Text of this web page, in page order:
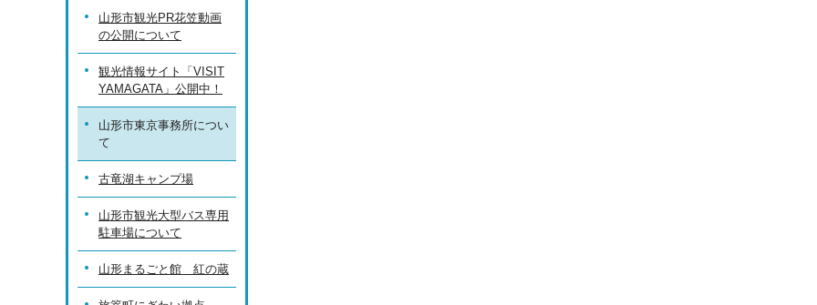
山形市観光PR花笠動画
の公開について
観光情報サイト「VISIT
YAMAGATA」公開中！
山形市東京事務所につい
て
古竜湖キャンプ場
山形市観光大型バス専用
駐車場について
山形まるごと館 紅の蔵